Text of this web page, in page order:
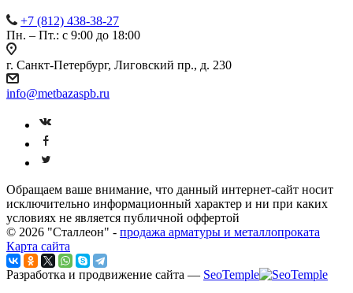
+7 (812) 438-38-27
Пн. – Пт.: с 9:00 до 18:00
г. Санкт-Петербург, Лиговский пр., д. 230
info@metbazaspb.ru
Обращаем ваше внимание, что данный интернет-сайт носит
исключительно информационный характер и ни при каких
условиях не является публичной оффертой
© 2026 "Сталлеон" - продажа арматуры и металлопроката
Карта сайта
Разработка и продвижение сайта — SeoTemple